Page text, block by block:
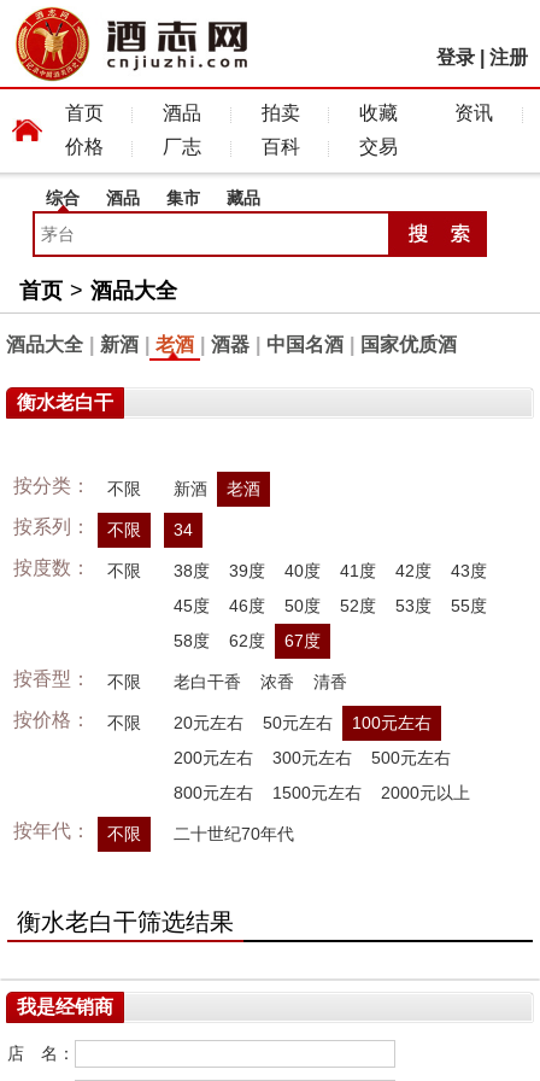
登录 注册
首页 酒品 拍卖 收藏
资讯
价格
厂志 百科 交易
综合 酒品 集市 藏品
首页 > 酒品大全
酒品大全 新酒 老酒 酒器 中国名酒 国家优质酒
衡水老白干
按分类： 不限 新酒 老酒
按系列： 不限 34
按度数： 不限 38度 39度 40度 41度 42度
43度
45度
46度 50度 52度 53度
55度
58度
62度 67度
按香型： 不限 老白干香 浓香 清香
按价格： 不限 20元左右 50元左右
100元左右
200元左右
300元左右
500元左右
800元左右
1500元左右 2000元以上
按年代： 不限 二十世纪70年代
衡水老白干筛选结果
我是经销商
店 名：